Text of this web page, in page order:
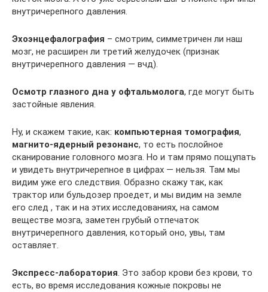
внутричерепного давления.
Эхоэнцефалография – смотрим, симметричен ли наш
мозг, не расширен ли третий желудочек (признак
внутричерепного давления — вчд).
Осмотр глазного дна у офтальмолога, где могут быть
застойные явления.
Ну, и скажем такие, как: компьютерная томография,
магнито-ядерный резонанс, то есть послойное
сканирование головного мозга. Но и там прямо пощупать
и увидеть внутричерепное в цифрах — нельзя. Там мы
видим уже его следствия. Образно скажу так, как
трактор или бульдозер проедет, и мы видим на земле
его след , так и на этих исследованиях, на самом
веществе мозга, заметен грубый отпечаток
внутричерепного давления, который оно, увы, там
оставляет.
Экспресс-лаборатория. Это забор крови без крови, то
есть, во время исследования кожные покровы не